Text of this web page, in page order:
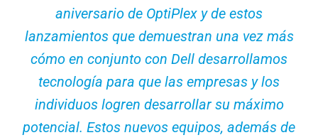
aniversario de OptiPlex y de estos
lanzamientos que demuestran una vez más
cómo en conjunto con Dell desarrollamos
tecnología para que las empresas y los
individuos logren desarrollar su máximo
potencial. Estos nuevos equipos, además de